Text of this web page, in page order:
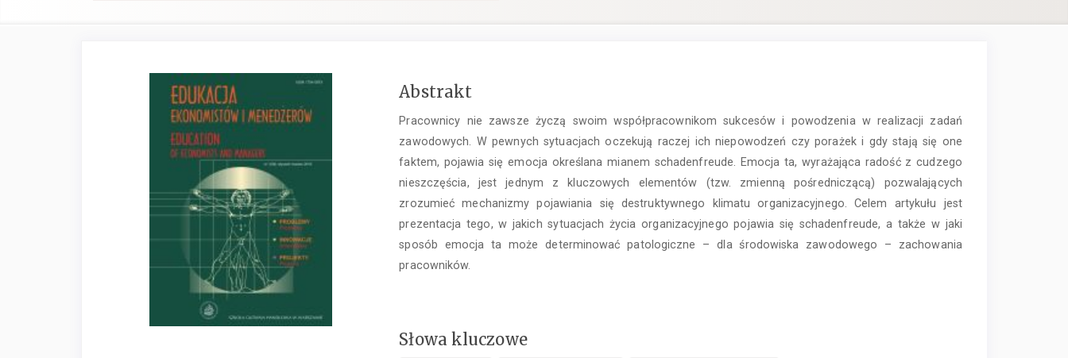
Pasek
artykułu
Treść
artykułu
Abstrakt
Pracownicy nie zawsze życzą swoim współpracownikom sukcesów i powodzenia w realizacji zadań
zawodowych. W pewnych sytuacjach oczekują raczej ich niepowodzeń czy porażek i gdy stają się one
faktem, pojawia się emocja określana mianem schadenfreude. Emocja ta, wyrażająca radość z cudzego
nieszczęścia, jest jednym z kluczowych elementów (tzw. zmienną pośredniczącą) pozwalających
zrozumieć mechanizmy pojawiania się destruktywnego klimatu organizacyjnego. Celem artykułu jest
prezentacja tego, w jakich sytuacjach życia organizacyjnego pojawia się schadenfreude, a także w jaki
sposób emocja ta może determinować patologiczne – dla środowiska zawodowego – zachowania
pracowników.
Słowa kluczowe